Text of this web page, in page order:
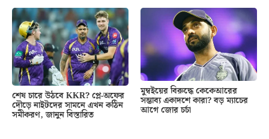
শেষ চারে উঠবে KKR? প্লে-অফের
দৌড়ে নাইটদের সামনে এখন কঠিন
সমীকরণ, জানুন বিস্তারিত
মুম্বইয়ের বিরুদ্ধে কেকেআরের
সম্ভাব্য একাদশে কারা? বড় ম্যাচের
আগে জোর চর্চা